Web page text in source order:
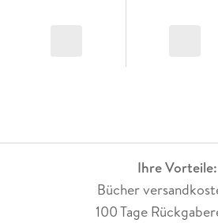
Ihre Vorteile:
Bücher
100 Tage